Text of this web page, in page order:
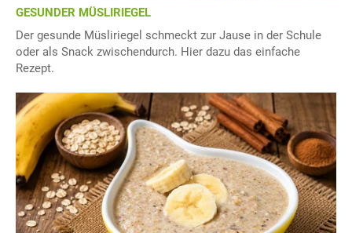
GESUNDER MÜSLIRIEGEL
Der gesunde Müsliriegel schmeckt zur Jause in der Schule
oder als Snack zwischendurch. Hier dazu das einfache
Rezept.